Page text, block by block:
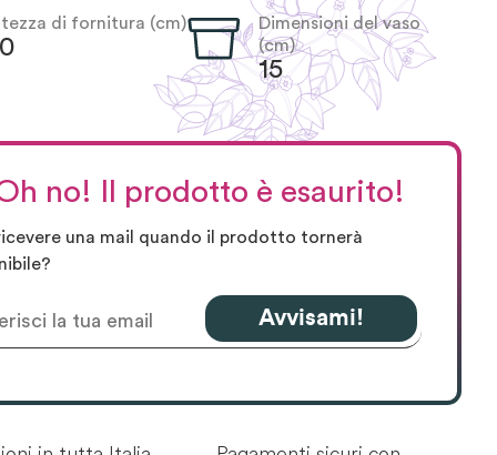
di fornitura (cm)
Dimensioni del vaso
(cm)
15
no! Il prodotto è esaurito!
una mail quando il prodotto tornerà
Avvisami!